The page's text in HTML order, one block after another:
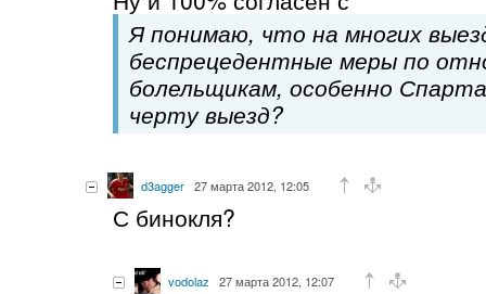
Я понимаю, что на многих
беспрецедентные меры по
болельщикам, особенно
черту выезд?
d3agger 27 марта 2012, 12:05
С бинокля?
vodolaz 27 марта 2012, 12:07